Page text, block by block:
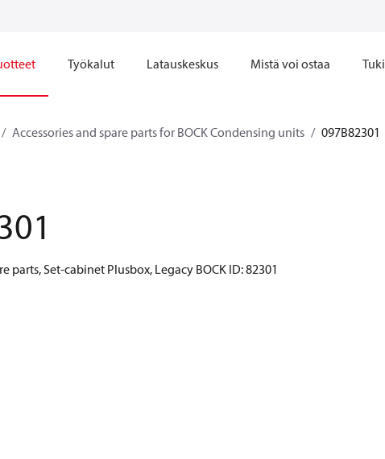
Työkalut Latauskeskus Mistä voi ostaa Tuki
Accessories and spare parts for BOCK Condensing units 097B82301
parts, Set-cabinet Plusbox, Legacy BOCK ID: 82301